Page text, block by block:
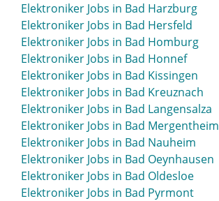
Elektroniker Jobs in Bad Harzburg
Elektroniker Jobs in Bad Hersfeld
Elektroniker Jobs in Bad Homburg
Elektroniker Jobs in Bad Honnef
Elektroniker Jobs in Bad Kissingen
Elektroniker Jobs in Bad Kreuznach
Elektroniker Jobs in Bad Langensalza
Elektroniker Jobs in Bad Mergentheim
Elektroniker Jobs in Bad Nauheim
Elektroniker Jobs in Bad Oeynhausen
Elektroniker Jobs in Bad Oldesloe
Elektroniker Jobs in Bad Pyrmont